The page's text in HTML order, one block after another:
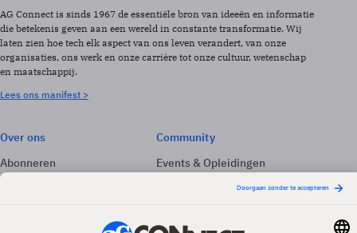
AG Connect is sinds 1967 de essentiële bron van ideeën en informatie
die betekenis geven aan een wereld in constante transformatie. Wij
laten zien hoe tech elk aspect van ons leven verandert, van onze
organisaties, ons werk en onze carrière tot onze cultuur, wetenschap
en maatschappij.
Lees ons manifest >
Over ons
Abonneren
Adverteren
Community
Events & Opleidingen